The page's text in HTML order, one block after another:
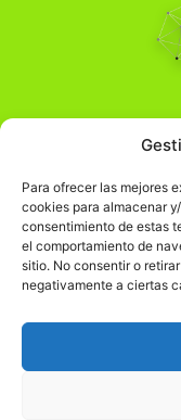
Para ofrecer las mejores
cookies para almacenar
consentimiento de estas
el comportamiento de
sitio. No consentir o
negativamente a ciertas
჻